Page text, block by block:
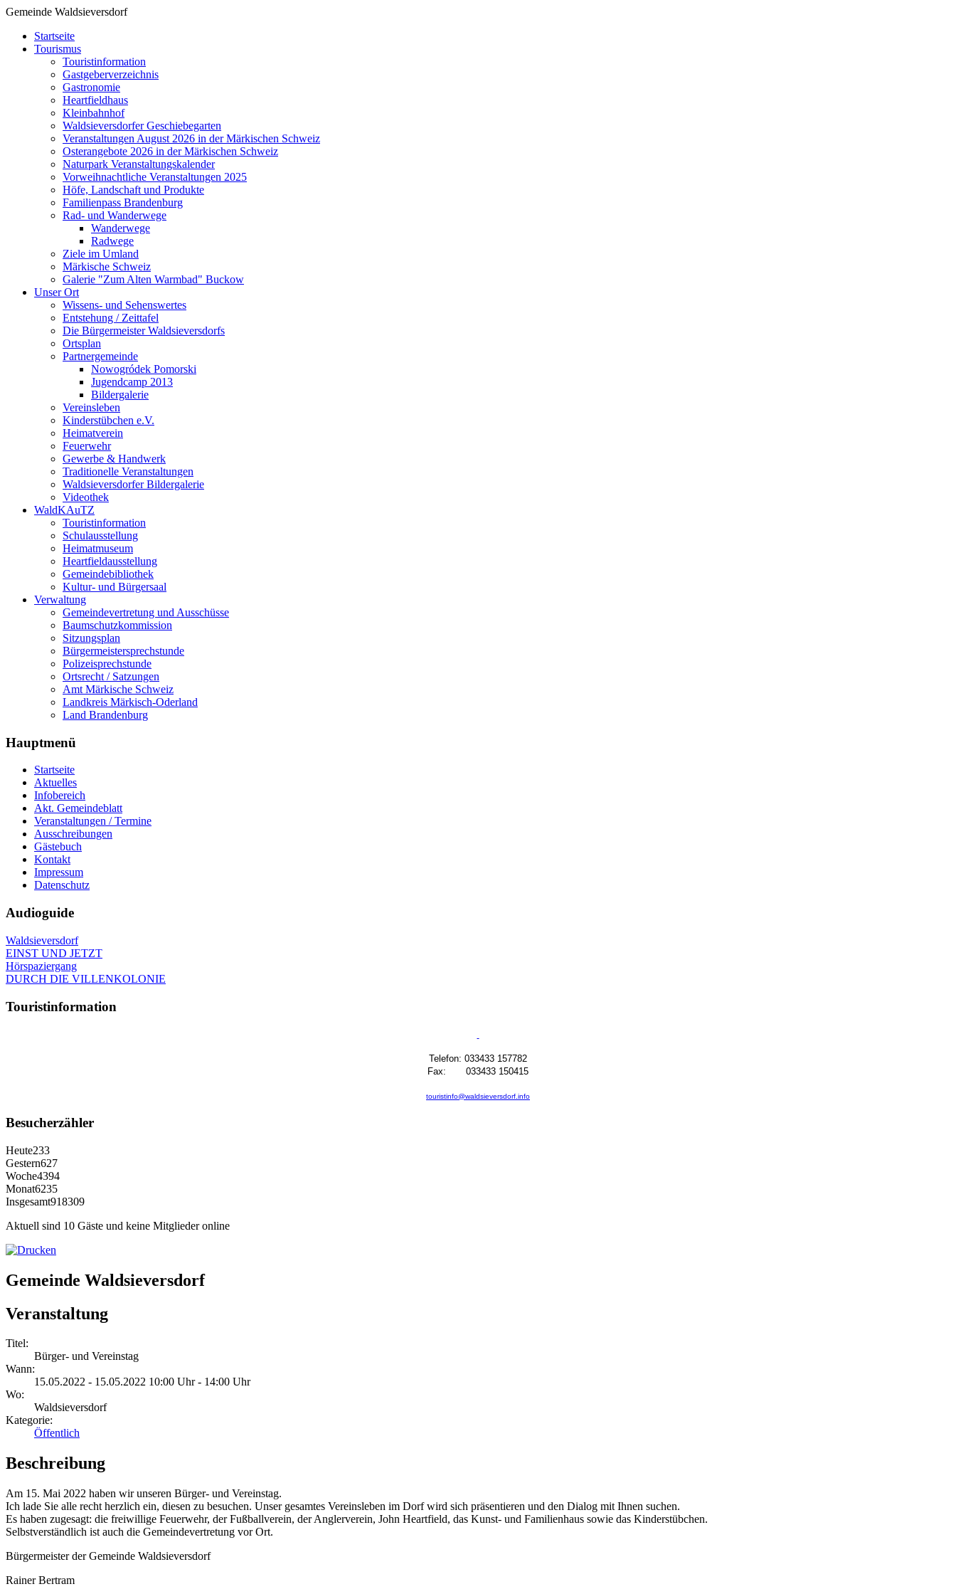
Gemeinde Waldsieversdorf
Startseite
Tourismus
Touristinformation
Gastgeberverzeichnis
Gastronomie
Heartfieldhaus
Kleinbahnhof
Waldsieversdorfer Geschiebegarten
Veranstaltungen August 2026 in der Märkischen Schweiz
Osterangebote 2026 in der Märkischen Schweiz
Naturpark Veranstaltungskalender
Vorweihnachtliche Veranstaltungen 2025
Höfe, Landschaft und Produkte
Familienpass Brandenburg
Rad- und Wanderwege
Wanderwege
Radwege
Ziele im Umland
Märkische Schweiz
Galerie "Zum Alten Warmbad" Buckow
Unser Ort
Wissens- und Sehenswertes
Entstehung / Zeittafel
Die Bürgermeister Waldsieversdorfs
Ortsplan
Partnergemeinde
Nowogródek Pomorski
Jugendcamp 2013
Bildergalerie
Vereinsleben
Kinderstübchen e.V.
Heimatverein
Feuerwehr
Gewerbe & Handwerk
Traditionelle Veranstaltungen
Waldsieversdorfer Bildergalerie
Videothek
WaldKAuTZ
Touristinformation
Schulausstellung
Heimatmuseum
Heartfieldausstellung
Gemeindebibliothek
Kultur- und Bürgersaal
Verwaltung
Gemeindevertretung und Ausschüsse
Baumschutzkommission
Sitzungsplan
Bürgermeistersprechstunde
Polizeisprechstunde
Ortsrecht / Satzungen
Amt Märkische Schweiz
Landkreis Märkisch-Oderland
Land Brandenburg
Hauptmenü
Startseite
Aktuelles
Infobereich
Akt. Gemeindeblatt
Veranstaltungen / Termine
Ausschreibungen
Gästebuch
Kontakt
Impressum
Datenschutz
Audioguide
Waldsieversdorf
EINST UND JETZT
Hörspaziergang
DURCH DIE VILLENKOLONIE
Touristinformation
Telefon: 033433 157782
Fax: 033433 150415
touristinfo@waldsieversdorf.info
Besucherzähler
Heute233
Gestern627
Woche4394
Monat6235
Insgesamt918309
Aktuell sind 10 Gäste und keine Mitglieder online
Gemeinde Waldsieversdorf
Veranstaltung
Titel:
Bürger- und Vereinstag
Wann:
15.05.2022 - 15.05.2022 10:00 Uhr - 14:00 Uhr
Wo:
Waldsieversdorf
Kategorie:
Öffentlich
Beschreibung
Am 15. Mai 2022 haben wir unseren Bürger- und Vereinstag.
Ich lade Sie alle recht herzlich ein, diesen zu besuchen. Unser gesamtes Vereinsleben im Dorf wird sich präsentieren und den Dialog mit Ihnen suchen.
Es haben zugesagt: die freiwillige Feuerwehr, der Fußballverein, der Anglerverein, John Heartfield, das Kunst- und Familienhaus sowie das Kinderstübchen.
Selbstverständlich ist auch die Gemeindevertretung vor Ort.
Bürgermeister der Gemeinde Waldsieversdorf
Rainer Bertram